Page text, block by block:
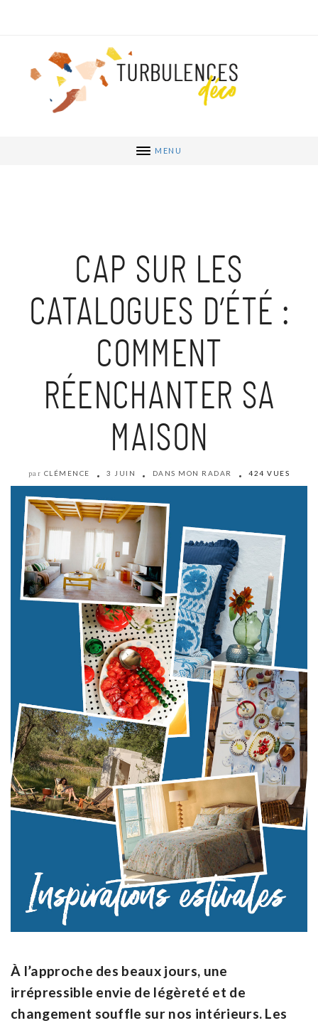
MENU
CAP SUR LES
CATALOGUES D’ÉTÉ :
COMMENT
RÉENCHANTER SA
MAISON
par CLÉMENCE 3 JUIN DANS MON RADAR 424 VUES
À l’approche des beaux jours, une
irrépressible envie de légèreté et de
changement souffle sur nos intérieurs. Les